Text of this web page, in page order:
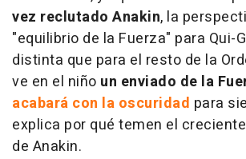
vez reclutado Anakin, la
"equilibrio de la Fuerza" para Qui-
distinta que para el resto de la
ve en el niño un enviado de la
acabará con la oscuridad para
explica por qué temen el
de Anakin.